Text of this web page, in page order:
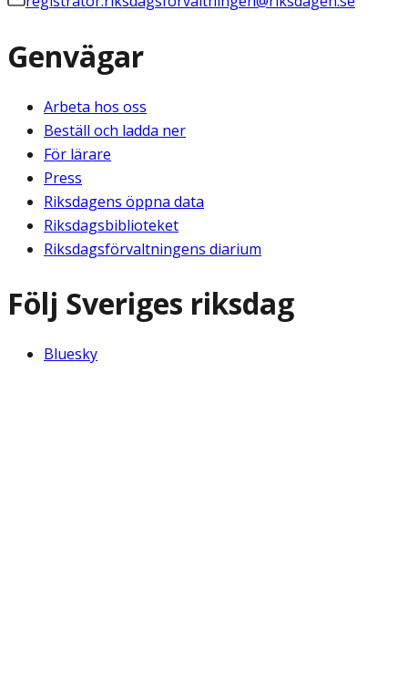
Genvägar
Arbeta hos oss
Beställ och ladda ner
För lärare
Press
Riksdagens öppna data
Riksdagsbiblioteket
Riksdagsförvaltningens diarium
Följ Sveriges riksdag
Bluesky